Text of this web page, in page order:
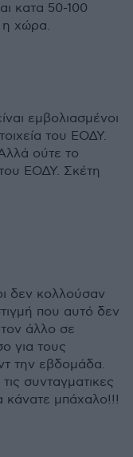
κατα 50-100
η χώρα.
εμβολιασμένοι
του ΕΟΔΥ.
ούτε το
ΕΟΔΥ. Σκέτη
δεν κολλούσαν
που αυτό δεν
τον άλλο σε
για τους
την εβδομάδα.
τις συνταγματικες
κάνατε μπάχαλο!!!